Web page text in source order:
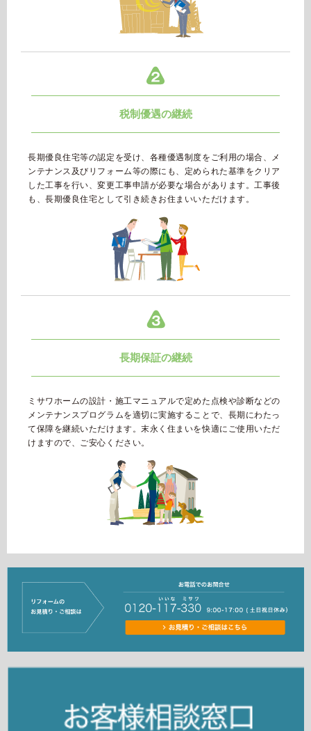
税制優遇の継続
長期優良住宅等の認定を受け、各種優遇制度をご利用の場合、メ
ンテナンス及びリフォーム等の際にも、定められた基準をクリア
した工事を行い、変更工事申請が必要な場合があります。工事後
も、長期優良住宅として引き続きお住まいいただけます。
長期保証の継続
ミサワホームの設計・施工マニュアルで定めた点検や診断などの
メンテナンスプログラムを適切に実施することで、長期にわたっ
て保障を継続いただけます。末永く住まいを快適にご使用いただ
けますので、ご安心ください。